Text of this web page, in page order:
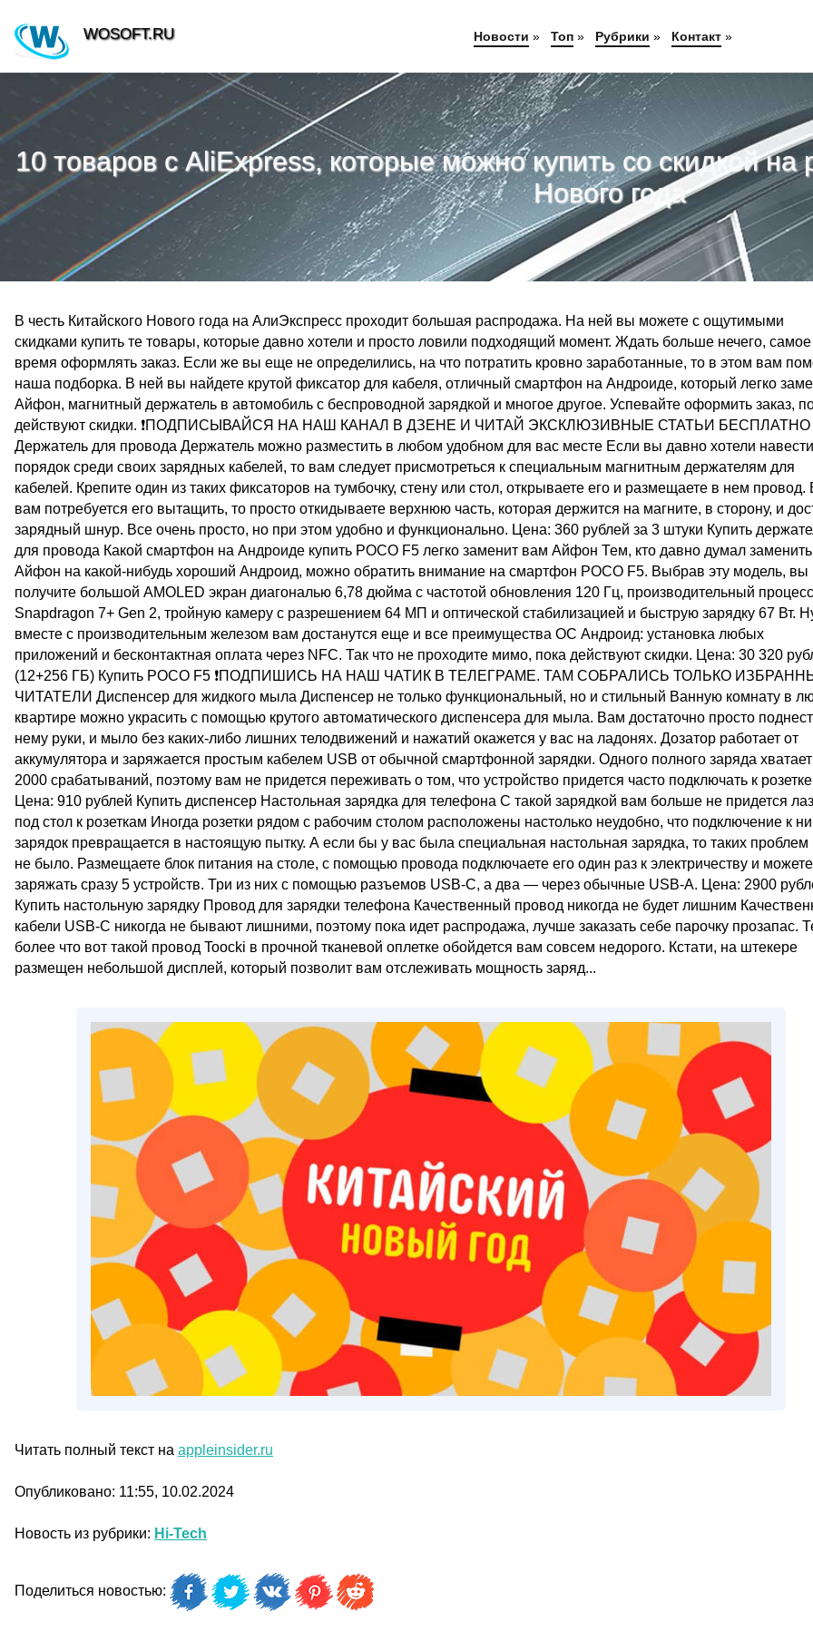
10 товаров с AliExpress, которые можно купить со скидкой на
Нового года
В честь Китайского Нового года на АлиЭкспресс проходит большая распродажа. На ней вы можете с ощутимыми
скидками купить те товары, которые давно хотели и просто ловили подходящий момент. Ждать больше нечего, самое
время оформлять заказ. Если же вы еще не определились, на что потратить кровно заработанные, то в этом вам
наша подборка. В ней вы найдете крутой фиксатор для кабеля, отличный смартфон на Андроиде, который легко
Айфон, магнитный держатель в автомобиль с беспроводной зарядкой и многое другое. Успевайте оформить заказ,
действуют скидки. ❗ПОДПИСЫВАЙСЯ НА НАШ КАНАЛ В ДЗЕНЕ И ЧИТАЙ ЭКСКЛЮЗИВНЫЕ СТАТЬИ БЕСПЛАТНО
Держатель для провода Держатель можно разместить в любом удобном для вас месте Если вы давно хотели навести
порядок среди своих зарядных кабелей, то вам следует присмотреться к специальным магнитным держателям для
кабелей. Крепите один из таких фиксаторов на тумбочку, стену или стол, открываете его и размещаете в нем провод.
вам потребуется его вытащить, то просто откидываете верхнюю часть, которая держится на магните, в сторону, и
зарядный шнур. Все очень просто, но при этом удобно и функционально. Цена: 360 рублей за 3 штуки Купить
для провода Какой смартфон на Андроиде купить POCO F5 легко заменит вам Айфон Тем, кто давно думал заменить
Айфон на какой-нибудь хороший Андроид, можно обратить внимание на смартфон POCO F5. Выбрав эту модель, вы
получите большой AMOLED экран диагональю 6,78 дюйма с частотой обновления 120 Гц, производительный
Snapdragon 7+ Gen 2, тройную камеру с разрешением 64 МП и оптической стабилизацией и быструю зарядку 67 Вт.
вместе с производительным железом вам достанутся еще и все преимущества ОС Андроид: установка любых
приложений и бесконтактная оплата через NFC. Так что не проходите мимо, пока действуют скидки. Цена: 30 320
(12+256 ГБ) Купить POCO F5 ❗ПОДПИШИСЬ НА НАШ ЧАТИК В ТЕЛЕГРАМЕ. ТАМ СОБРАЛИСЬ ТОЛЬКО
ЧИТАТЕЛИ Диспенсер для жидкого мыла Диспенсер не только функциональный, но и стильный Ванную комнату в
квартире можно украсить с помощью крутого автоматического диспенсера для мыла. Вам достаточно просто
нему руки, и мыло без каких-либо лишних телодвижений и нажатий окажется у вас на ладонях. Дозатор работает от
аккумулятора и заряжается простым кабелем USB от обычной смартфонной зарядки. Одного полного заряда
2000 срабатываний, поэтому вам не придется переживать о том, что устройство придется часто подключать к
Цена: 910 рублей Купить диспенсер Настольная зарядка для телефона С такой зарядкой вам больше не придется
под стол к розеткам Иногда розетки рядом с рабочим столом расположены настолько неудобно, что подключение к
зарядок превращается в настоящую пытку. А если бы у вас была специальная настольная зарядка, то таких
не было. Размещаете блок питания на столе, с помощью провода подключаете его один раз к электричеству и можете
заряжать сразу 5 устройств. Три из них с помощью разъемов USB-C, а два — через обычные USB-A. Цена: 2900
Купить настольную зарядку Провод для зарядки телефона Качественный провод никогда не будет лишним
кабели USB-C никогда не бывают лишними, поэтому пока идет распродажа, лучше заказать себе парочку прозапас.
более что вот такой провод Toocki в прочной тканевой оплетке обойдется вам совсем недорого. Кстати, на штекере
размещен небольшой дисплей, который позволит вам отслеживать мощность заряд...
Читать полный текст на appleinsider.ru
Опубликовано: 11:55, 10.02.2024
Новость из рубрики: Hi-Tech
Поделиться новостью:
WOSOFT.RU Новости » Топ» Рубрики » Контакт»